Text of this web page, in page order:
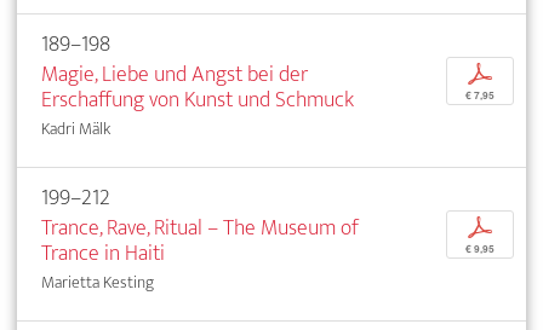
189–198
Magie, Liebe und Angst bei der
Erschaffung von Kunst und Schmuck
Kadri Mälk
p
€ 7,95
199–212
Trance, Rave, Ritual – The Museum of
Trance in Haiti
Marietta Kesting
p
€ 9,95